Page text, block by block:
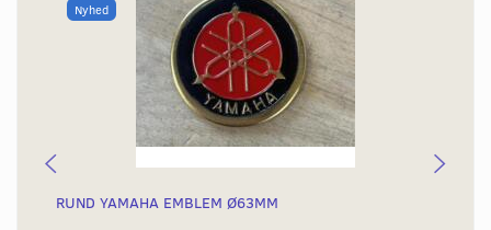
Nyhed
RUND YAMAHA EMBLEM Ø63MM